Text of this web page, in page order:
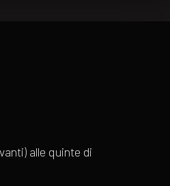
alle quinte di